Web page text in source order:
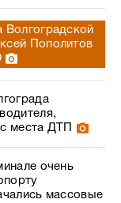
Волгоградской
Пополитов
места ДТП
очень
массовые